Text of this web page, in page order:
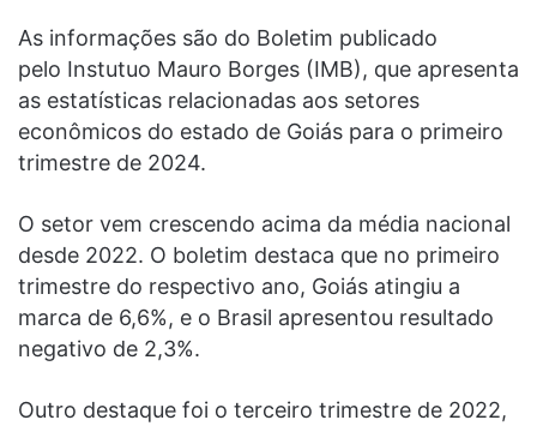
As informações são do Boletim publicado
pelo Instutuo Mauro Borges (IMB), que apresenta
as estatísticas relacionadas aos setores
econômicos do estado de Goiás para o primeiro
trimestre de 2024.
O setor vem crescendo acima da média nacional
desde 2022. O boletim destaca que no primeiro
trimestre do respectivo ano, Goiás atingiu a
marca de 6,6%, e o Brasil apresentou resultado
negativo de 2,3%.
Outro destaque foi o terceiro trimestre de 2022,